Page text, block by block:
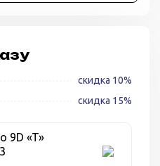
скидка 10%
скидка 15%
9D «T»